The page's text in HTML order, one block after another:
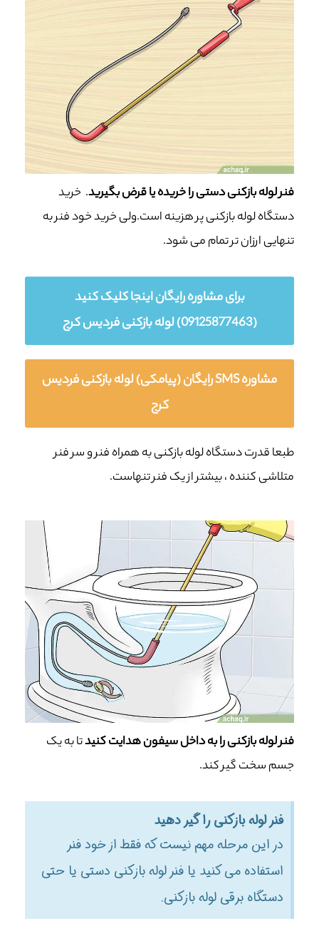
فنر لوله بازکنی دستی را خریده یا قرض بگیرید. خرید
دستگاه لوله بازکنی پر هزینه است.ولی خرید خود فنر به
تنهایی ارزان تر تمام می شود.
برای مشاوره رایگان اینجا کلیک کنید
(09125877463) لوله بازکنی فردیس کرج
مشاوره SMS رایگان (پیامکی) لوله بازکنی فردیس
کرج
طبعا قدرت دستگاه لوله بازکنی به همراه فنر و سر فنر
متلاشی کننده ، بیشتر از یک فنر تنهاست.
فنر لوله بازکنی را به داخل سیفون هدایت کنیدتا به یک
جسم سخت گیر کند.
فنر لوله بازکنی را گیر دهید
در این مرحله مهم نیست که فقط از خود فنر
استفاده می کنید یا فنر لوله بازکنی دستی یا حتی
دستگاه برقی لوله بازکنی.